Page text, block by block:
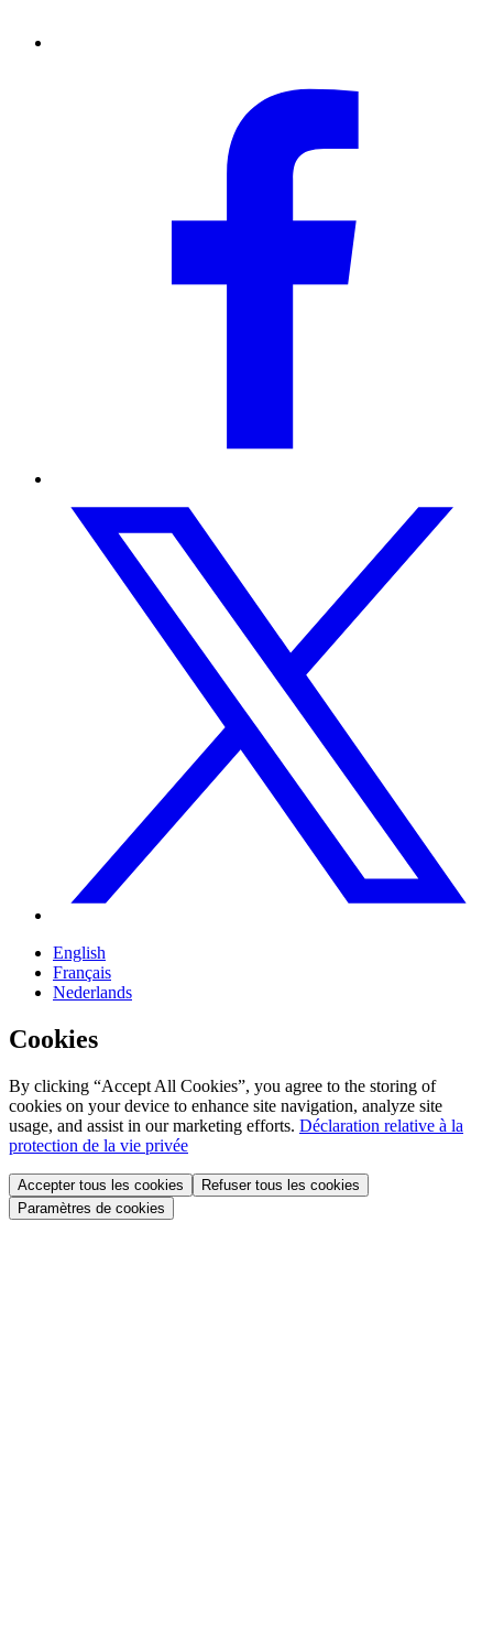
English
Français
Nederlands
Cookies
By clicking “Accept All Cookies”, you agree to the storing of
cookies on your device to enhance site navigation, analyze site
usage, and assist in our marketing efforts. Déclaration relative à la
protection de la vie privée
Accepter tous les cookies
Refuser tous les cookies
Paramètres de cookies